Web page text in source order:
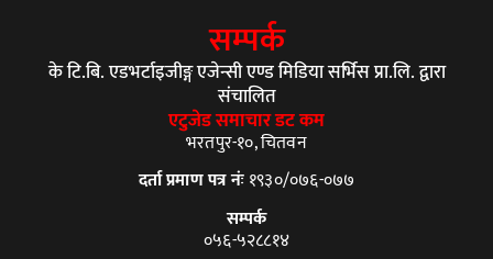
सम्पर्क
के टि.बि. एडभर्टाइजीङ्ग एजेन्सी एण्ड मिडिया सर्भिस प्रा.लि. द्वारा
संचालित
एटुजेड समाचार डट कम
भरतपुर-१०, चितवन
दर्ता प्रमाण पत्र नंः१९३०/०७६-०७७
सम्पर्क
०५६-५२८८१४